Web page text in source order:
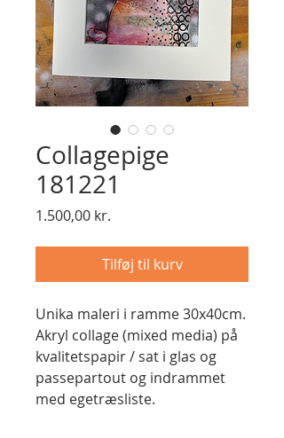
Collagepige
181221
1.500,00 kr.
Tilføj til kurv
Unika maleri i ramme 30x40cm.
Akryl collage (mixed media) på
kvalitetspapir / sat i glas og
passepartout og indrammet
med egetræsliste.